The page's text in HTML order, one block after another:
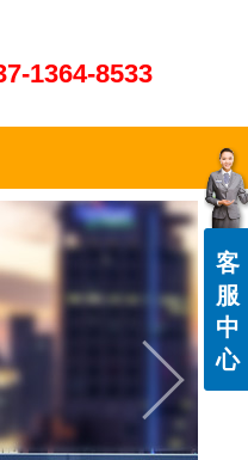
1364-8533
客
服
中
心